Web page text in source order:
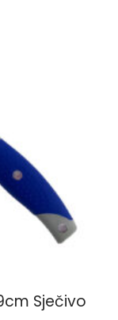
Sječivo